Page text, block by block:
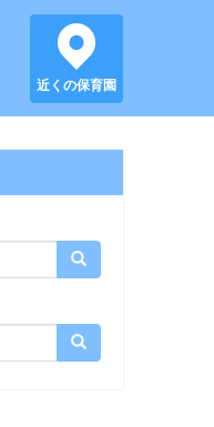
近くの保育園